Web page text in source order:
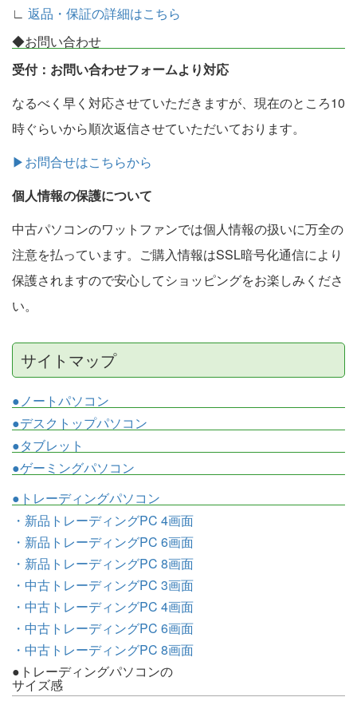
∟ 返品・保証の詳細はこちら
◆お問い合わせ
受付：お問い合わせフォームより対応
なるべく早く対応させていただきますが、現在のところ10
時ぐらいから順次返信させていただいております。
▶お問合せはこちらから
個人情報の保護について
中古パソコンのワットファンでは個人情報の扱いに万全の
注意を払っています。ご購入情報はSSL暗号化通信により
保護されますので安心してショッピングをお楽しみくださ
い。
サイトマップ
●ノートパソコン
●デスクトップパソコン
●タブレット
●ゲーミングパソコン
●トレーディングパソコン
・新品トレーディングPC 4画面
・新品トレーディングPC 6画面
・新品トレーディングPC 8画面
・中古トレーディングPC 3画面
・中古トレーディングPC 4画面
・中古トレーディングPC 6画面
・中古トレーディングPC 8画面
●トレーディングパソコンの
サイズ感